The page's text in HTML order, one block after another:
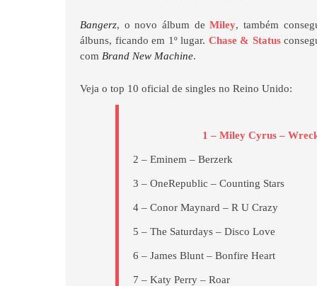
Bangerz, o novo álbum deMiley, também
álbuns, ficando em 1º lugar. Chase & Status
com Brand New Machine.
Veja o top 10 oficial de singles no Reino Unido:
1 – Miley Cyrus –
2 – Eminem – Berzerk
3 – OneRepublic – Counting Stars
4 – Conor Maynard – R U Crazy
5 – The Saturdays – Disco Love
6 – James Blunt – Bonfire Heart
7 – Katy Perry – Roar